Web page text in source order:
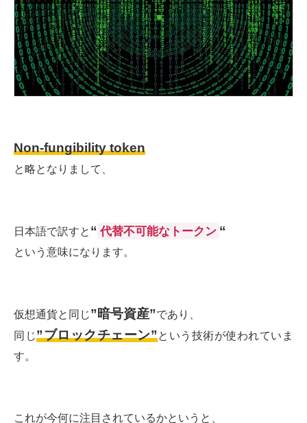
Non-fungibility token
と略となりまして、
日本語で訳すと “ 代替不可能なトークン “
という意味になります。
仮想通貨と同じ”暗号資産”であり、
同じ”ブロックチェーン”という技術が使われていま
す。
これが今何に注目されているかというと、